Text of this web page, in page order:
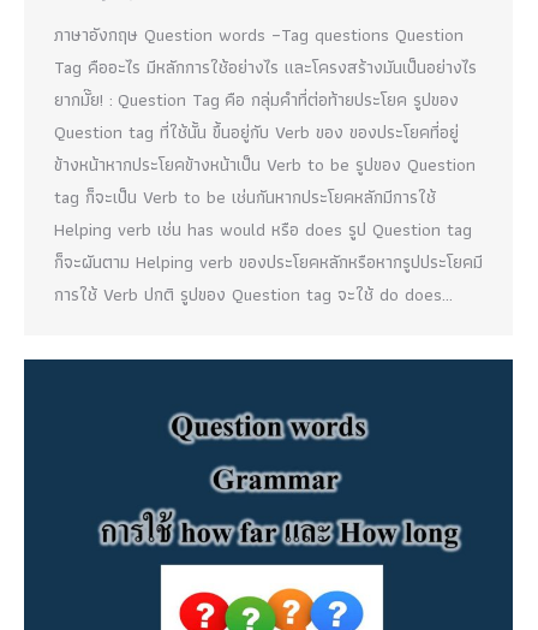
ภาษาอังกฤษ Question words –Tag questions Question
Tag คืออะไร มีหลักการใช้อย่างไร และโครงสร้างมันเป็นอย่างไร
ยากมั๊ย! : Question Tag คือ กลุ่มคำที่ต่อท้ายประโยค รูปของ
Question tag ที่ใช้นั้น ขึ้นอยู่กับ Verb ของ ของประโยคที่อยู่
ข้างหน้าหากประโยคข้างหน้าเป็น Verb to be รูปของ Question
tag ก็จะเป็น Verb to be เช่นกันหากประโยคหลักมีการใช้
Helping verb เช่น has would หรือ does รูป Question tag
ก็จะผันตาม Helping verb ของประโยคหลักหรือหากรูปประโยคมี
การใช้ Verb ปกติ รูปของ Question tag จะใช้ do does…